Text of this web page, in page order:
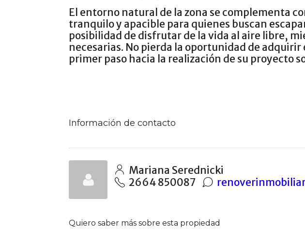
El entorno natural de la zona se complementa
tranquilo y apacible para quienes buscan
posibilidad de disfrutar de la vida al aire libre,
necesarias. No pierda la oportunidad de
primer paso hacia la realización de su proyecto
Información de contacto
Mariana Serednicki
2664 850087
Quiero saber más sobre esta propiedad